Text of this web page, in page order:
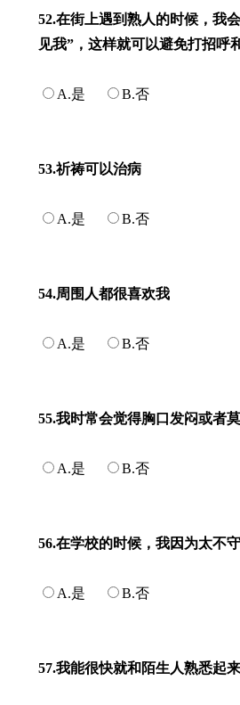
52.在街上遇到熟人的时候，我
见我”，这样就可以避免打招呼
A.是 B.否
53.祈祷可以治病
A.是 B.否
54.周围人都很喜欢我
A.是 B.否
55.我时常会觉得胸口发闷或者
A.是 B.否
56.在学校的时候，我因为太不
A.是 B.否
57.我能很快就和陌生人熟悉起